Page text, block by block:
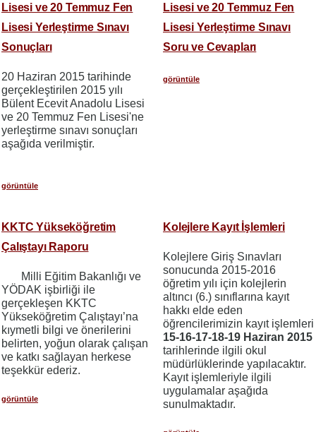
Lisesi ve 20 Temmuz Fen
Lisesi Yerleştirme Sınavı
Sonuçları
20 Haziran 2015 tarihinde
gerçekleştirilen 2015 yılı
Bülent Ecevit Anadolu Lisesi
ve 20 Temmuz Fen Lisesi'ne
yerleştirme sınavı sonuçları
aşağıda verilmiştir.
görüntüle
Lisesi ve 20 Temmuz Fen
Lisesi Yerleştirme Sınavı
Soru ve Cevapları
görüntüle
KKTC Yükseköğretim
Çalıştayı Raporu
Milli Eğitim Bakanlığı ve
YÖDAK işbirliği ile
gerçekleşen KKTC
Yükseköğretim Çalıştayı’na
kıymetli bilgi ve önerilerini
belirten, yoğun olarak çalışan
ve katkı sağlayan herkese
teşekkür ederiz.
görüntüle
Kolejlere Kayıt İşlemleri
Kolejlere Giriş Sınavları
sonucunda 2015-2016
öğretim yılı için kolejlerin
altıncı (6.) sınıflarına kayıt
hakkı elde eden
öğrencilerimizin kayıt işlemleri
15-16-17-18-19 Haziran 2015
tarihlerinde ilgili okul
müdürlüklerinde yapılacaktır.
Kayıt işlemleriyle ilgili
uygulamalar aşağıda
sunulmaktadır.